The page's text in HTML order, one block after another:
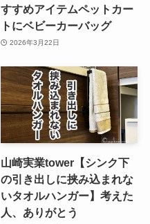
すすめアイテムペットカー
トにベビーカーバッグ
2026年3月22日
山崎実業tower【シンク下
の引き出しに挟み込まれな
いタオルハンガー】考えた
人、ありがとう